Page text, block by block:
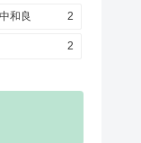
和良 2
2